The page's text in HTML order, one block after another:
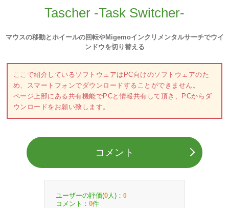
Tascher -Task Switcher-
マウスの移動とホイールの回転やMigemoインクリメンタルサーチでウイ
ンドウを切り替える
ここで紹介しているソフトウェアはPC向けのソフトウェアのた
め、スマートフォンでダウンロードすることができません。
ページ上部にある共有機能でPCと情報共有して頂き、PCからダ
ウンロードをお願い致します。
コメント
ユーザーの評価(0 人)： 0
コメント： 0件